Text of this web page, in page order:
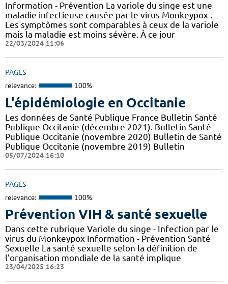
Information - Prévention La variole du singe est une
maladie infectieuse causée par le virus Monkeypox .
Les symptômes sont comparables à ceux de la variole
mais la maladie est moins sévère. À ce jour
22/03/2024 11:06
PAGES
relevance: 100%
L'épidémiologie en Occitanie
Les données de Santé Publique France Bulletin Santé
Publique Occitanie (décembre 2021). Bulletin Santé
Publique Occitanie (novembre 2020) Bulletin de Santé
Publique Occitanie (novembre 2019) Bulletin
05/07/2024 16:10
PAGES
relevance: 100%
Prévention VIH & santé sexuelle
Dans cette rubrique Variole du singe - Infection par le
virus du Monkeypox Information - Prévention Santé
Sexuelle La santé sexuelle selon la définition de
l’organisation mondiale de la santé implique
23/04/2025 16:23